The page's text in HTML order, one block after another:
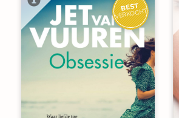
BEST
VERKOCHT